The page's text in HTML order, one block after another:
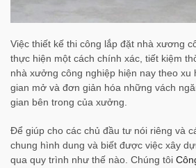
Việc thiết kế thi công lắp đặt nhà xương
thực hiện một cách chính xác, tiết kiệm
nhà xưởng công nghiệp hiện nay theo xu
gian mở và đơn giản hóa những vách
gian bên trong của xưởng.
Để giúp cho các chủ đầu tư nói riêng và
chung hình dung và biết được việc xây
qua quy trình như thế nào. Chúng tôi